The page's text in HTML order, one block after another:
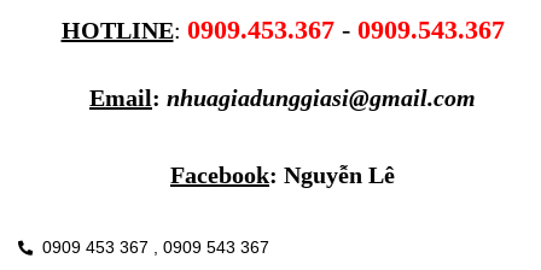
HOTLINE: 0909.453.367 - 0909.543.367
Email: nhuagiadunggiasi@gmail.com
Facebook: Nguyễn Lê
0909 453 367 , 0909 543 367